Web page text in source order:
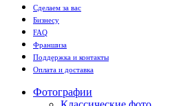
Сделаем за вас
Бизнесу
FAQ
Франшиза
Поддержка и контакты
Оплата и доставка
Фотографии